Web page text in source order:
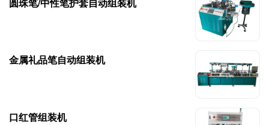
金属礼品笔自动组装机
口红管组装机